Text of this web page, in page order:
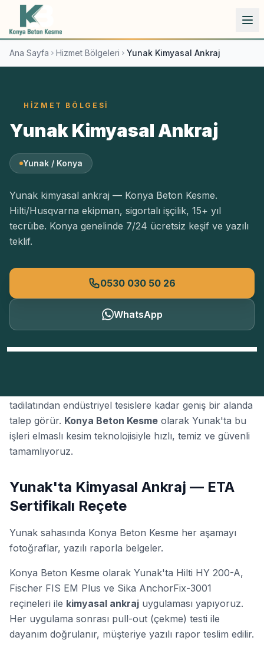
İçeriğe atla
Ana Sayfa Hizmet Bölgeleri Yunak Kimyasal Ankraj
HIZMET BÖLGESI
Yunak Kimyasal Ankraj
Yunak / Konya
Yunak kimyasal ankraj — Konya Beton Kesme.
Hilti/Husqvarna ekipman, sigortalı işçilik, 15+ yıl
tecrübe. Konya genelinde 7/24 ücretsiz keşif ve yazılı
teklif.
0530 030 50 26
WhatsApp
tadilatından endüstriyel tesislere kadar geniş bir alanda
talep görür. Konya Beton Kesme olarak Yunak'ta bu
işleri elmaslı kesim teknolojisiyle hızlı, temiz ve güvenli
tamamlıyoruz.
Yunak'ta Kimyasal Ankraj — ETA
Sertifikalı Reçete
Yunak sahasında Konya Beton Kesme her aşamayı
fotoğraflar, yazılı raporla belgeler.
Konya Beton Kesme olarak Yunak'ta Hilti HY 200-A,
Fischer FIS EM Plus ve Sika AnchorFix-3001
reçineleri ile kimyasal ankraj uygulaması yapıyoruz.
Her uygulama sonrası pull-out (çekme) testi ile
dayanım doğrulanır, müşteriye yazılı rapor teslim edilir.